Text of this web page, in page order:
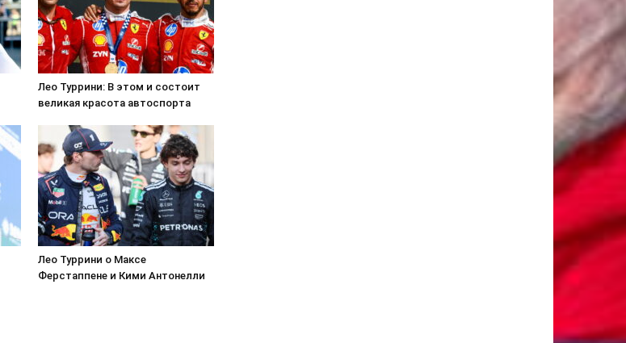
Лео Туррини: В этом и состоит
великая красота автоспорта
Лео Туррини о Максе
Ферстаппене и Кими Антонелли